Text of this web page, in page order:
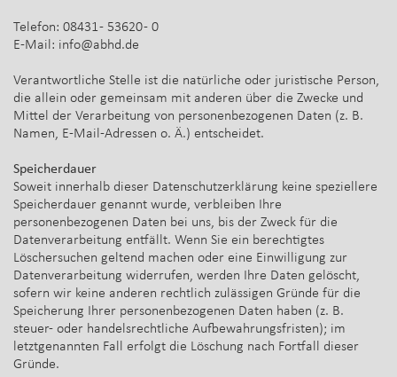
Telefon: 08431 - 53620 - 0
E-Mail: info@abhd.de
Verantwortliche Stelle ist die natürliche oder juristische Person,
die allein oder gemeinsam mit anderen über die Zwecke und
Mittel der Verarbeitung von personenbezogenen Daten (z. B.
Namen, E-Mail-Adressen o. Ä.) entscheidet.
Speicherdauer
Soweit innerhalb dieser Datenschutzerklärung keine speziellere
Speicherdauer genannt wurde, verbleiben Ihre
personenbezogenen Daten bei uns, bis der Zweck für die
Datenverarbeitung entfällt. Wenn Sie ein berechtigtes
Löschersuchen geltend machen oder eine Einwilligung zur
Datenverarbeitung widerrufen, werden Ihre Daten gelöscht,
sofern wir keine anderen rechtlich zulässigen Gründe für die
Speicherung Ihrer personenbezogenen Daten haben (z. B.
steuer- oder handelsrechtliche Aufbewahrungsfristen); im
letztgenannten Fall erfolgt die Löschung nach Fortfall dieser
Gründe.